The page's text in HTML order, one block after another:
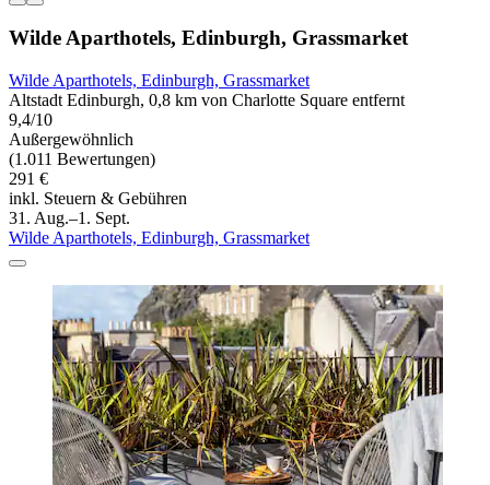
Wilde Aparthotels, Edinburgh, Grassmarket
Wilde Aparthotels, Edinburgh, Grassmarket
Altstadt Edinburgh, 0,8 km von Charlotte Square entfernt
9,4/10
Außergewöhnlich
(1.011 Bewertungen)
291 €
inkl. Steuern & Gebühren
31. Aug.–1. Sept.
Wilde Aparthotels, Edinburgh, Grassmarket